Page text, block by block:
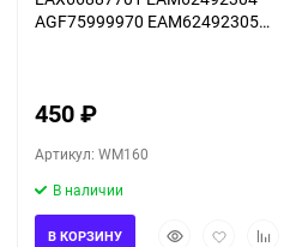
AGF75999970 EAM62492305
450₽
Артикул: WM160
В наличии
БыстрыйДобавить
В КОРЗИНУ